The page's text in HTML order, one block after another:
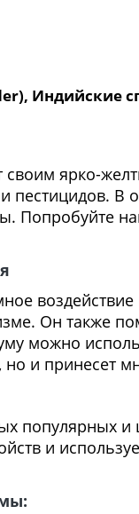
Индийские
ярко-
пестицидов. В
Попробуйте
Он также
можно
и принесет
популярных
и